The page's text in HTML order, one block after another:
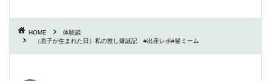
HOME
体験談
（息子が生まれた日）私の推し爆誕記 #出産レポ#猫ミーム